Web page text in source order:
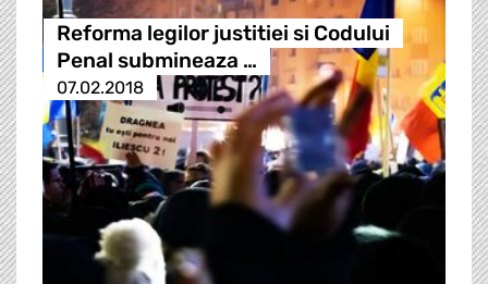
Reforma legilor justitiei si Codului
Penal submineaza …
07.02.2018